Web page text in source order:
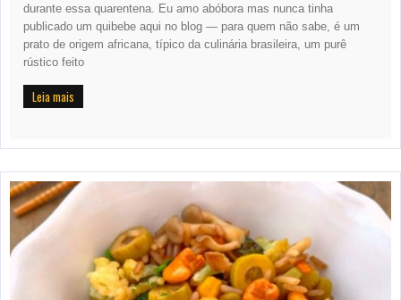
durante essa quarentena. Eu amo abóbora mas nunca tinha
publicado um quibebe aqui no blog — para quem não sabe, é um
prato de origem africana, típico da culinária brasileira, um purê
rústico feito
Leia mais